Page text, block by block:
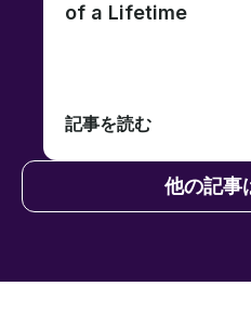
of a Lifetime
記事を読む
他の記事